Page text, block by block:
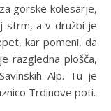
gorske kolesarje,
strm, a v družbi je
kar pomeni, da
razgledna plošča,
Alp. Tu je
Trdinove poti.